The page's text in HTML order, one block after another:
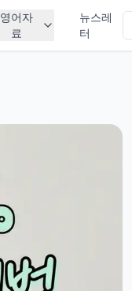
영어자
료
뉴스레
터